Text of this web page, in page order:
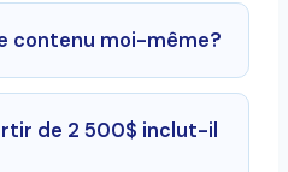
contenu moi-même?
de 2 500$ inclut-il